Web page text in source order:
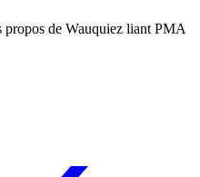
propos de Wauquiez liant PMA